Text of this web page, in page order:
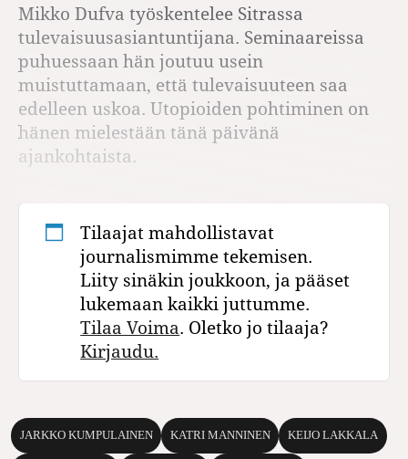
Mikko Dufva työskentelee Sitrassa
tulevaisuusasiantuntijana. Seminaareissa
puhuessaan hän joutuu usein
muistuttamaan, että tulevaisuuteen saa
edelleen uskoa. Utopioiden pohtiminen on
hänen mielestään tänä päivänä
ajankohtaista.
Tilaajat mahdollistavat
journalismimme tekemisen.
Liity sinäkin joukkoon, ja pääset
lukemaan kaikki juttumme.
Tilaa Voima. Oletko jo tilaaja?
Kirjaudu.
JARKKO KUMPULAINEN KATRI MANNINEN KEIJO LAKKALA